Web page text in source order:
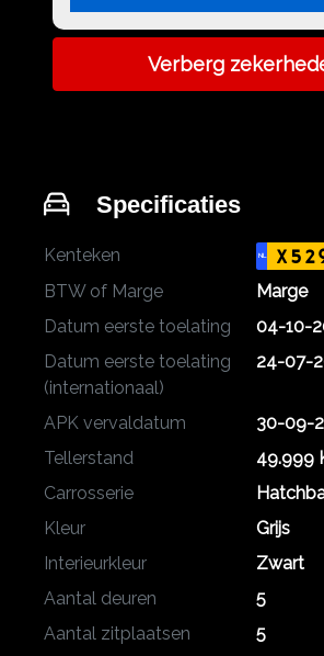
Verberg
Specificaties
Kenteken NL
BTW of Marge
Marge
Datum eerste toelating
04-10-
Datum eerste toelating
(internationaal)
24-07-
APK vervaldatum
30-09-
Tellerstand
49.999
Carrosserie
Kleur
Grijs
Interieurkleur
Zwart
Aantal deuren
5
Aantal zitplaatsen
5